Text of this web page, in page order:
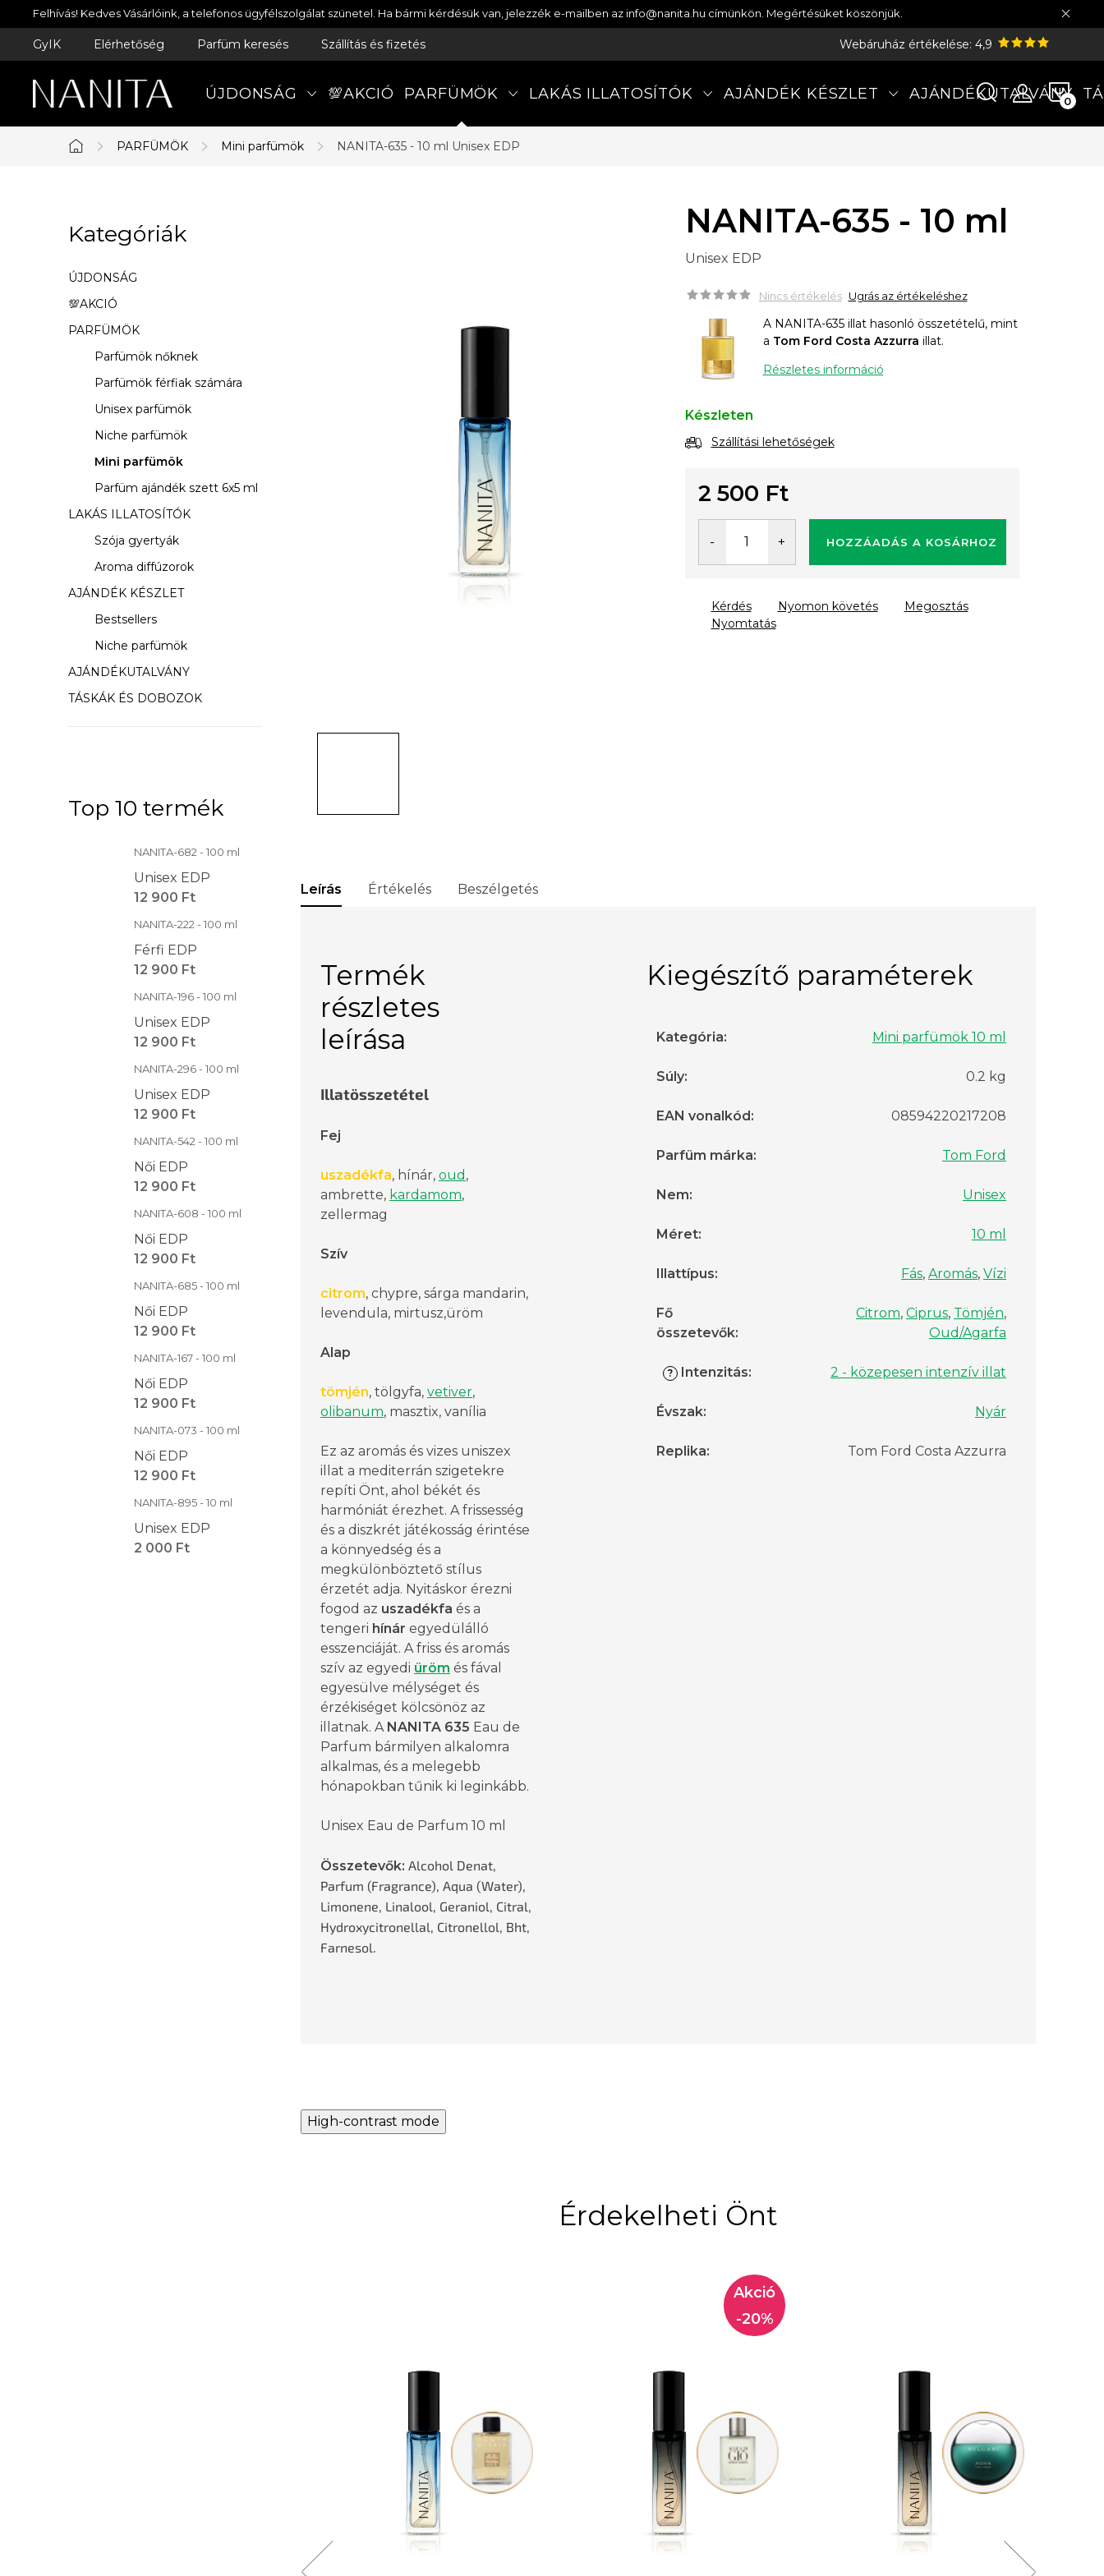
Ugrás
a
Felhívás! Kedves Vásárlóink, a telefonos ügyfélszolgálat szünetel. Ha bármi kérdésük van, jelezzék e-mailben az info@nanita.hu címünkön. Megértésüket köszönjük.
GyIK Elérhetőség Parfüm keresés Szállítás és fizetés Webáruház értékelése: 4,9
ÚJDONSÁG 💯AKCIÓ PARFÜMÖK LAKÁS ILLATOSÍTÓK AJÁNDÉK KÉSZLET AJÁNDÉKUTALVÁNY
Kezdőlap
PARFÜMÖK Mini parfümök NANITA-635 - 10 ml Unisex EDP
l
d
a
l
n
Kategóriák
átugrása
Kategóriák
ÚJDONSÁG
💯AKCIÓ
PARFÜMÖK
Parfümök nőknek
Parfümök férfiak számára
Unisex parfümök
Niche parfümök
Mini parfümök
Parfüm ajándék szett 6x5 ml
LAKÁS ILLATOSÍTÓK
Szója gyertyák
Aroma diffúzorok
AJÁNDÉK KÉSZLET
Bestsellers
Niche parfümök
AJÁNDÉKUTALVÁNY
TÁSKÁK ÉS DOBOZOK
Top 10 termék
NANITA-682 - 100 ml
Unisex EDP
12 900 Ft
NANITA-222 - 100 ml
Férfi EDP
12 900 Ft
NANITA-196 - 100 ml
Unisex EDP
12 900 Ft
NANITA-296 - 100 ml
Unisex EDP
12 900 Ft
NANITA-542 - 100 ml
Női EDP
12 900 Ft
NANITA-608 - 100 ml
Női EDP
12 900 Ft
NANITA-685 - 100 ml
Női EDP
12 900 Ft
NANITA-167 - 100 ml
Női EDP
12 900 Ft
NANITA-073 - 100 ml
Női EDP
12 900 Ft
NANITA-895 - 10 ml
Unisex EDP
2 000 Ft
NANITA-635 - 10 ml
Unisex EDP
Nincs értékelés Ugrás az értékeléshez
A NANITA-635 illat hasonló összetételű, mint
a Tom Ford Costa Azzurra illat.
Részletes információ
Készleten
Szállítási lehetőségek
2 500 Ft
HOZZÁADÁS A KOSÁRHOZ
Nyomtatás
Kérdés Nyomon követés Megosztás
Leírás Értékelés Beszélgetés
Termék
részletes
leírása
Illatösszetétel
Fej
uszadékfa, hínár, oud ,
ambrette, kardamom,
zellermag
Szív
citrom, chypre, sárga mandarin,
levendula, mirtusz,üröm
Alap
tömjén, tölgyfa, vetiver,
olibanum, masztix, vanília
Ez az aromás és vizes uniszex
illat a mediterrán szigetekre
repíti Önt, ahol békét és
harmóniát érezhet. A frissesség
és a diszkrét játékosság érintése
a könnyedség és a
megkülönböztető stílus
érzetét adja. Nyitáskor érezni
fogod az uszadékfa és a
tengeri hínár egyedülálló
esszenciáját. A friss és aromás
szív az egyedi üröm és fával
egyesülve mélységet és
érzékiséget kölcsönöz az
illatnak. A NANITA 635 Eau de
Parfum bármilyen alkalomra
alkalmas, és a melegebb
hónapokban tűnik ki leginkább.
Unisex Eau de Parfum 10 ml
Összetevők: Alcohol Denat,
Parfum (Fragrance), Aqua (Water),
Limonene, Linalool, Geraniol, Citral,
Hydroxycitronellal, Citronellol, Bht,
Farnesol.
Kiegészítő paraméterek
Kategória: Mini parfümök 10 ml
Súly: 0.2 kg
EAN vonalkód : 08594220217208
Parfüm márka: Tom Ford
Nem: Unisex
Méret: 10 ml
Illattípus: Fás, Aromás, Vízi
Fő
összetevők:
Citrom, Ciprus, Tömjén,
Oud/Agarfa
? Intenzitás: 2 - közepesen intenzív illat
Évszak: Nyár
Replika: Tom Ford Costa Azzurra
High-contrast mode
Érdekelheti Önt
-20%